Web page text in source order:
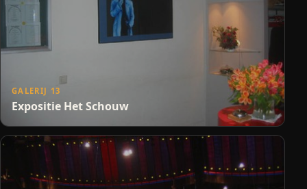
GALERIJ 13
Expositie Het Schouw